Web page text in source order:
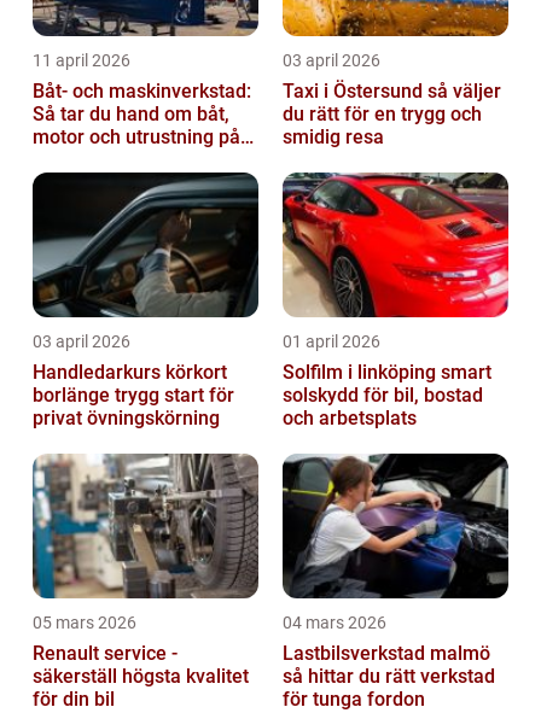
11 april 2026
Båt- och maskinverkstad:
Så tar du hand om båt,
motor och utrustning på
03 april 2026
Taxi i Östersund så väljer
du rätt för en trygg och
smidig resa
03 april 2026
Handledarkurs körkort
borlänge trygg start för
privat övningskörning
01 april 2026
Solfilm i linköping smart
solskydd för bil, bostad
och arbetsplats
05 mars 2026
Renault service -
säkerställ högsta kvalitet
för din bil
04 mars 2026
Lastbilsverkstad malmö
så hittar du rätt verkstad
för tunga fordon